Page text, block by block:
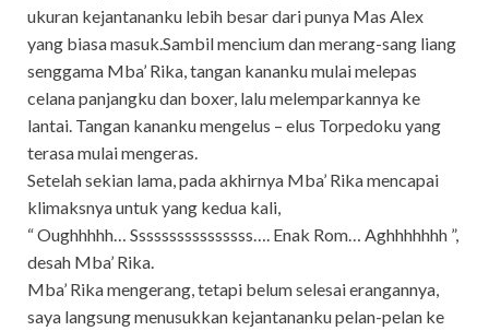
ukuran kejantananku lebih besar dari punya Mas Alex
yang biasa masuk.Sambil mencium dan merang-sang liang
senggama Mba’ Rika, tangan kananku mulai melepas
celana panjangku dan boxer, lalu melemparkannya ke
lantai. Tangan kananku mengelus – elus Torpedoku yang
terasa mulai mengeras.
Setelah sekian lama, pada akhirnya Mba’ Rika mencapai
klimaksnya untuk yang kedua kali,
“ Oughhhhh… Ssssssssssssssss…. Enak Rom… Aghhhhhhh ”,
desah Mba’ Rika.
Mba’ Rika mengerang, tetapi belum selesai erangannya,
saya langsung menusukkan kejantananku pelan-pelan ke